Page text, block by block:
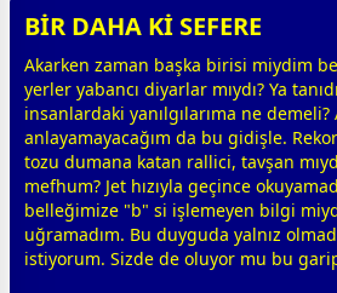
BİR DAHA Kİ SEFERE
Akarken zaman başka birisi miydim
yerler yabancı diyarlar mıydı? Ya
insanlardaki yanılgılarıma ne demeli?
anlayamayacağım da bu gidişle.
tozu dumana katan rallici, tavşan
mefhum? Jet hızıyla geçince
belleğimize "b" si işlemeyen bilgi
uğramadım. Bu duyguda yalnız
istiyorum. Sizde de oluyor mu bu